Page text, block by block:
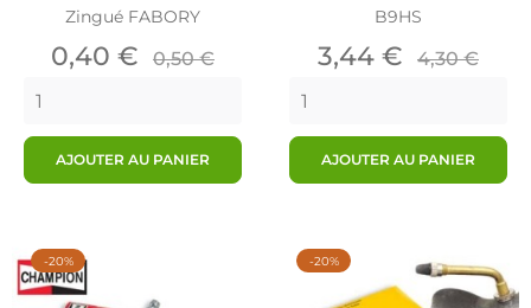
Zingué FABORY
Prix
0,40 € Prix
0,50 €
AJOUTER AU PANIER
B9HS
Prix
3,44 € Prix
4,30 €
AJOUTER AU PANIER
-20% -20%